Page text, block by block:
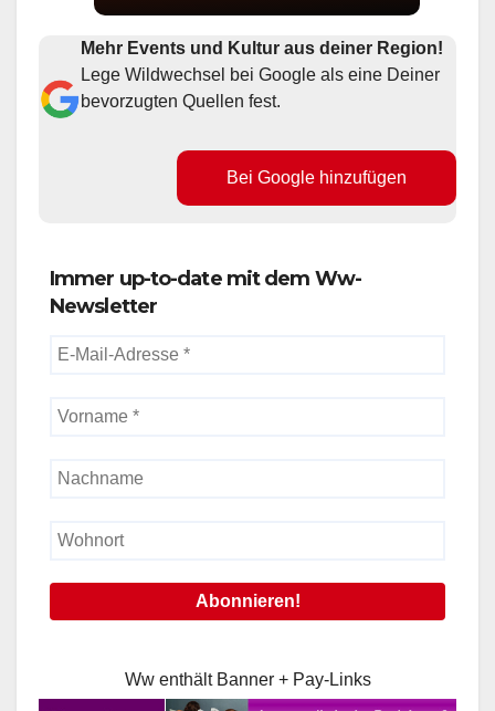
Mehr Events und Kultur aus deiner Region!
Lege Wildwechsel bei Google als eine Deiner
bevorzugten Quellen fest.
Bei Google hinzufügen
Immer up-to-date mit dem Ww-
Newsletter
Ww enthält Banner + Pay-Links